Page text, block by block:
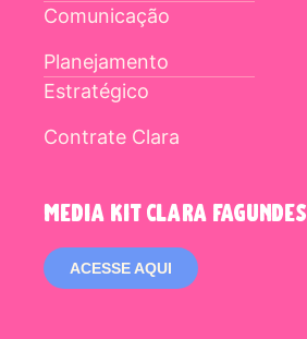
Comunicação
Planejamento
Estratégico
Contrate Clara
media kit clara fagundes
ACESSE AQUI